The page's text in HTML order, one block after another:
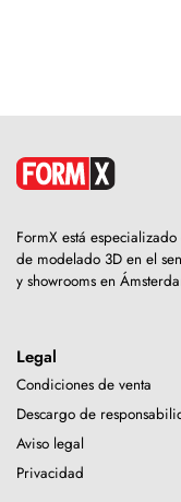
FormX está
de modelado 3D en el
y showrooms en
Legal
Condiciones de venta
Descargo de
Aviso legal
Privacidad